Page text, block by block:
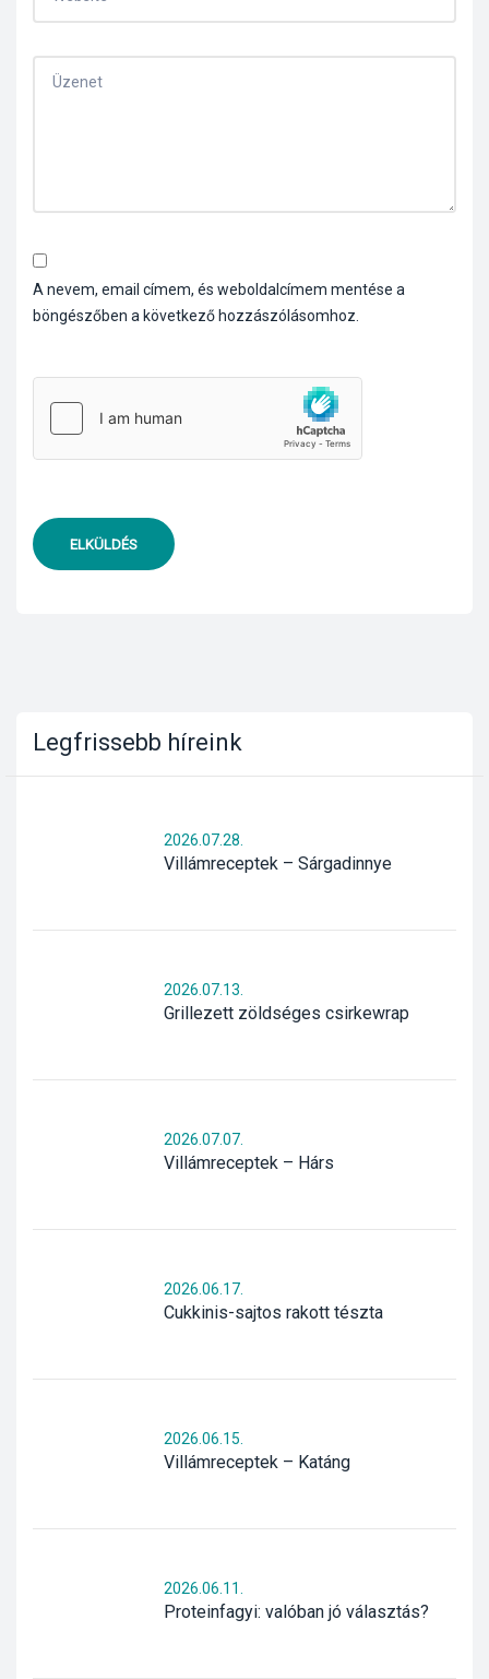
A nevem, email címem, és weboldalcímem mentése a
böngészőben a következő hozzászólásomhoz.
ELKÜLDÉS
Legfrissebb híreink
Villámreceptek – Sárgadinnye
2026.07.28.
Grillezett zöldséges csirkewrap
2026.07.13.
Villámreceptek – Hárs
2026.07.07.
Cukkinis-sajtos rakott tészta
2026.06.17.
Villámreceptek – Katáng
2026.06.15.
Proteinfagyi: valóban jó választás?
2026.06.11.